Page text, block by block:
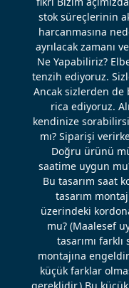
stok süreçlerinin
harcanmasına
ayrılacak zamanı
Ne Yapabiliriz?
tenzih ediyoruz.
Ancak sizlerden de
rica ediyoruz.
kendinize
mı? Siparişi
Doğru ürünü
saatime uygun
Bu tasarım saat
tasarım
üzerindeki
mu? (Maalesef
tasarımı
montajına
küçük farklar